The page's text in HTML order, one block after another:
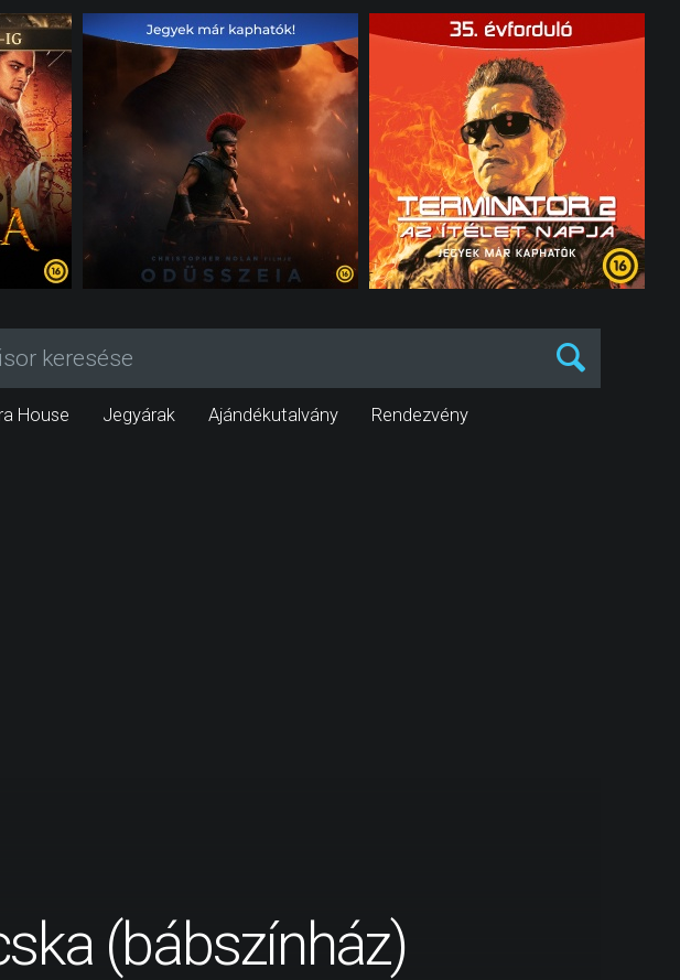
keresése
House Jegyárak Ajándékutalvány
Rendezvény
(bábszínház)